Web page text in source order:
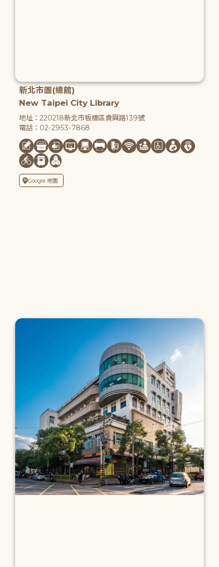
新北市圖(總館)
New Taipei City Library
地址：220218新北市板橋區貴興路139號
電話：02-2953-7868
Google 地圖